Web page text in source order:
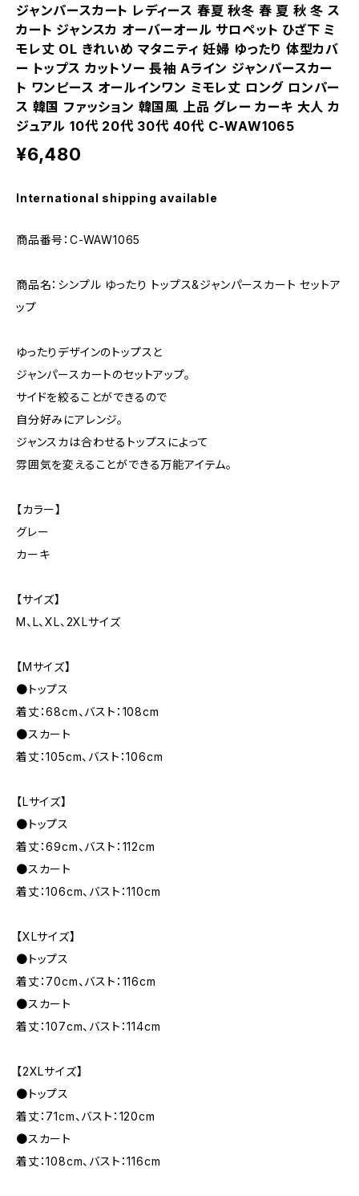
ジャンパースカート レディース 春夏 秋冬 春 夏 秋 冬 ス
カート ジャンスカ オーバーオール サロペット ひざ下 ミ
モレ丈 OL きれいめ マタニティ 妊婦 ゆったり 体型カバ
ー トップス カットソー 長袖 Aライン ジャンパースカー
ト ワンピース オールインワン ミモレ丈 ロング ロンパー
ス 韓国 ファッション 韓国風 上品 グレー カーキ 大人 カ
ジュアル 10代 20代 30代 40代 C-WAW1065
¥6,480
International shipping available
商品番号：C-WAW1065
商品名：シンプル ゆったり トップス&ジャンパースカート セットア
ップ
ゆったりデザインのトップスと
ジャンパースカートのセットアップ。
サイドを絞ることができるので
自分好みにアレンジ。
ジャンスカは合わせるトップスによって
雰囲気を変えることができる万能アイテム。
【カラー】
グレー
カーキ
【サイズ】
M、L、XL、2XLサイズ
【Mサイズ】
●トップス
着丈：68cm、バスト：108cm
●スカート
着丈：105cm、バスト：106cm
【Lサイズ】
●トップス
着丈：69cm、バスト：112cm
●スカート
着丈：106cm、バスト：110cm
【XLサイズ】
●トップス
着丈：70cm、バスト：116cm
●スカート
着丈：107cm、バスト：114cm
【2XLサイズ】
●トップス
着丈：71cm、バスト：120cm
●スカート
着丈：108cm、バスト：116cm